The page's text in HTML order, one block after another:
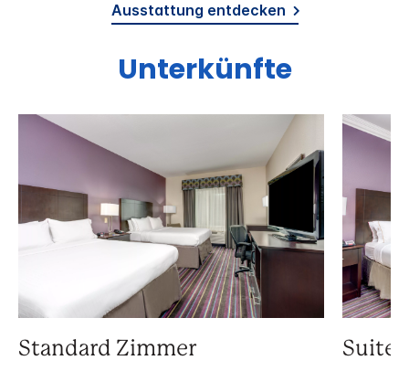
Ausstattung entdecken
Unterkünfte
Standard Zimmer Suite